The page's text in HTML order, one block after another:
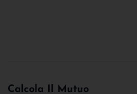
Calcola Il Mutuo